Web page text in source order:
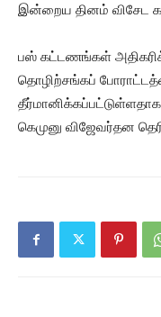
இன்றைய தினம் விசேட
பஸ் கட்டணங்கள்
தொழிற்சங்கப்
கெமுனு விஜேவர்தன